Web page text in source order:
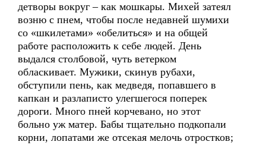
детворы вокруг – как мошкары. Михей затеял
возню с пнем, чтобы после недавней шумихи
со «шкилетами» «обелиться» и на общей
работе расположить к себе людей. День
выдался столбовой, чуть ветерком
обласкивает. Мужики, скинув рубахи,
обступили пень, как медведя, попавшего в
капкан и разлаписто улегшегося поперек
дороги. Много пней корчевано, но этот
больно уж матер. Бабы тщательно подкопали
корни, лопатами же отсекая мелочь отростков;